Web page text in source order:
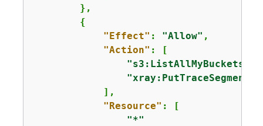
        },
{
"Effect" : "Allow" ,
"Action" : [
"s3:ListAllMyBuckets"
"xray:PutTraceSegments"
            ],
"Resource" : [
"*"